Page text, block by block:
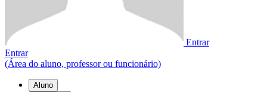
Entrar
Entrar
(Área do aluno, professor ou funcionário)
Aluno